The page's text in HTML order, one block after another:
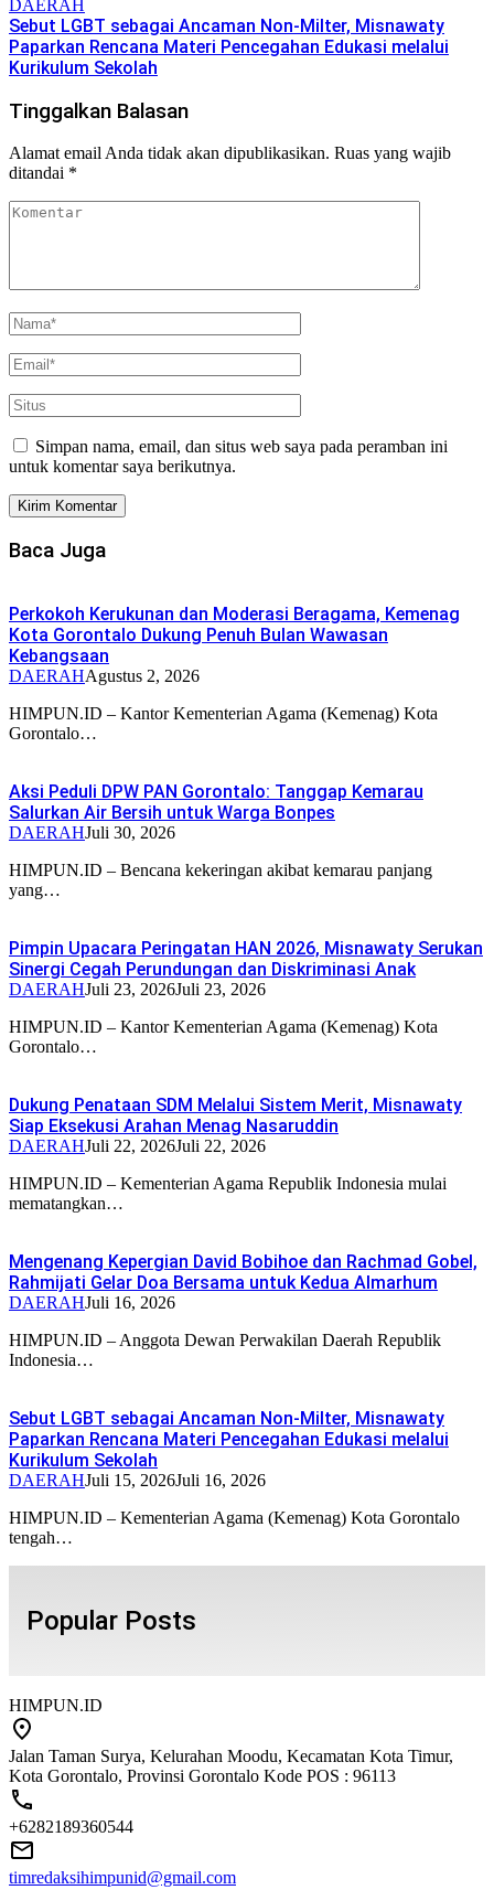
DAERAH
Sebut LGBT sebagai Ancaman Non-Milter, Misnawaty
Paparkan Rencana Materi Pencegahan Edukasi melalui
Kurikulum Sekolah
Tinggalkan Balasan
Alamat email Anda tidak akan dipublikasikan. Ruas yang wajib
ditandai *
Simpan nama, email, dan situs web saya pada peramban ini
untuk komentar saya berikutnya.
Baca Juga
Perkokoh Kerukunan dan Moderasi Beragama, Kemenag
Kota Gorontalo Dukung Penuh Bulan Wawasan
Kebangsaan
DAERAHAgustus 2, 2026
HIMPUN.ID – Kantor Kementerian Agama (Kemenag) Kota
Gorontalo…
Aksi Peduli DPW PAN Gorontalo: Tanggap Kemarau
Salurkan Air Bersih untuk Warga Bonpes
DAERAHJuli 30, 2026
HIMPUN.ID – Bencana kekeringan akibat kemarau panjang
yang…
Pimpin Upacara Peringatan HAN 2026, Misnawaty Serukan
Sinergi Cegah Perundungan dan Diskriminasi Anak
DAERAHJuli 23, 2026Juli 23, 2026
HIMPUN.ID – Kantor Kementerian Agama (Kemenag) Kota
Gorontalo…
Dukung Penataan SDM Melalui Sistem Merit, Misnawaty
Siap Eksekusi Arahan Menag Nasaruddin
DAERAHJuli 22, 2026Juli 22, 2026
HIMPUN.ID – Kementerian Agama Republik Indonesia mulai
mematangkan…
Mengenang Kepergian David Bobihoe dan Rachmad Gobel,
Rahmijati Gelar Doa Bersama untuk Kedua Almarhum
DAERAHJuli 16, 2026
HIMPUN.ID – Anggota Dewan Perwakilan Daerah Republik
Indonesia…
Sebut LGBT sebagai Ancaman Non-Milter, Misnawaty
Paparkan Rencana Materi Pencegahan Edukasi melalui
Kurikulum Sekolah
DAERAHJuli 15, 2026Juli 16, 2026
HIMPUN.ID – Kementerian Agama (Kemenag) Kota Gorontalo
tengah…
Popular Posts
HIMPUN.ID
Jalan Taman Surya, Kelurahan Moodu, Kecamatan Kota Timur,
Kota Gorontalo, Provinsi Gorontalo Kode POS : 96113
+6282189360544
timredaksihimpunid@gmail.com